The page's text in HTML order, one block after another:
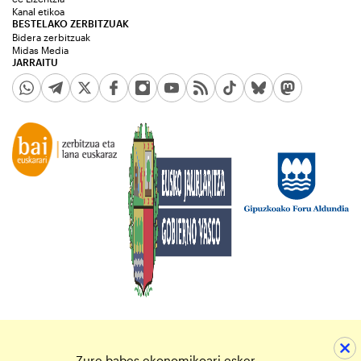
JARRAITU
Kanal etikoa
BESTELAKO ZERBITZUAK
Bidera zerbitzuak
Midas Media